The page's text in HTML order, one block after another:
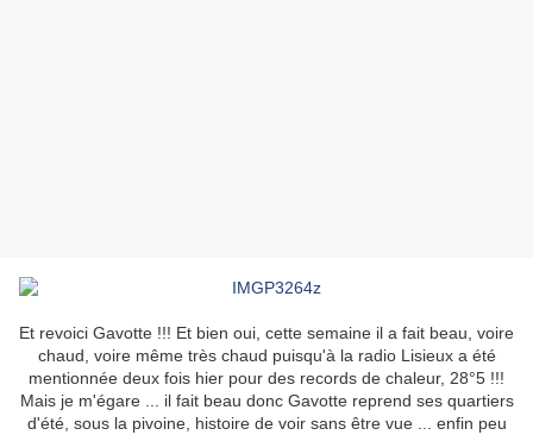
Et revoici Gavotte !!! Et bien oui, cette semaine il a fait beau, voire
chaud, voire même très chaud puisqu'à la radio Lisieux a été
mentionnée deux fois hier pour des records de chaleur, 28°5 !!!
Mais je m'égare ... il fait beau donc Gavotte reprend ses quartiers
d'été, sous la pivoine, histoire de voir sans être vue ... enfin peu